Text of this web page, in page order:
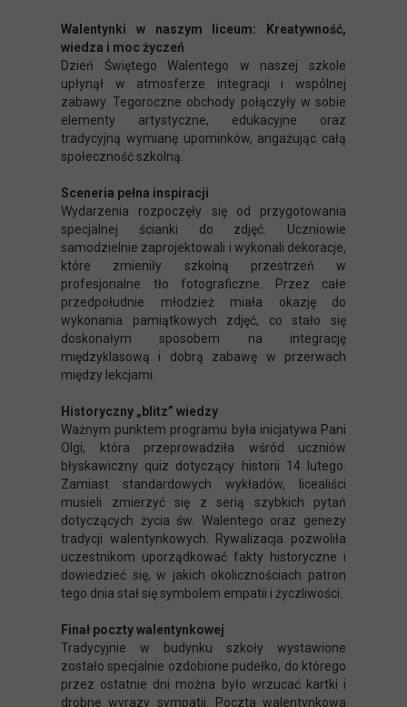
Walentynki w naszym liceum: Kreatywność,
wiedza i moc życzeń
Dzień Świętego Walentego w naszej szkole
upłynął w atmosferze integracji i wspólnej
zabawy. Tegoroczne obchody połączyły w sobie
elementy artystyczne, edukacyjne oraz
tradycyjną wymianę upominków, angażując całą
społeczność szkolną.
Sceneria pełna inspiracji
Wydarzenia rozpoczęły się od przygotowania
specjalnej ścianki do zdjęć. Uczniowie
samodzielnie zaprojektowali i wykonali dekoracje,
które zmieniły szkolną przestrzeń w
profesjonalne tło fotograficzne. Przez całe
przedpołudnie młodzież miała okazję do
wykonania pamiątkowych zdjęć, co stało się
doskonałym sposobem na integrację
międzyklasową i dobrą zabawę w przerwach
między lekcjami.
Historyczny „blitz” wiedzy
Ważnym punktem programu była inicjatywa Pani
Olgi, która przeprowadziła wśród uczniów
błyskawiczny quiz dotyczący historii 14 lutego.
Zamiast standardowych wykładów, licealiści
musieli zmierzyć się z serią szybkich pytań
dotyczących życia św. Walentego oraz genezy
tradycji walentynkowych. Rywalizacja pozwoliła
uczestnikom uporządkować fakty historyczne i
dowiedzieć się, w jakich okolicznościach patron
tego dnia stał się symbolem empatii i życzliwości.
Finał poczty walentynkowej
Tradycyjnie w budynku szkoły wystawione
zostało specjalnie ozdobione pudełko, do którego
przez ostatnie dni można było wrzucać kartki i
drobne wyrazy sympatii. Poczta walentynkowa